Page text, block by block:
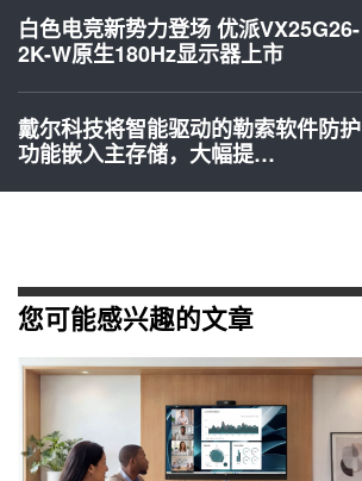
白色电竞新势力登场 优派VX25G26-
2K-W原生180Hz显示器上市
戴尔科技将智能驱动的勒索软件防护
功能嵌入主存储，大幅提…
您可能感兴趣的文章